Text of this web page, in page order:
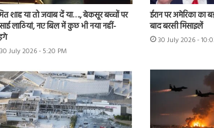
शाह या तो जवाब दें या…., बेकसूर बच्चों पर
लाठियां, नए बिल में कुछ भी नया नहीं-
30 July 2026 - 5:20 PM
ईरान पर अमेरिका का
बाद बरसी मिसाइलें
30 July 2026 -